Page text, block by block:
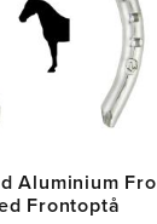
Aluminium
Frontoptå